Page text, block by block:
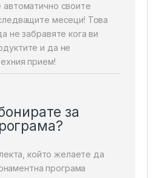
автоматично своите
месеци! Това
не забравяте кога ви
и да не
прием!
за
който желаете да
програма